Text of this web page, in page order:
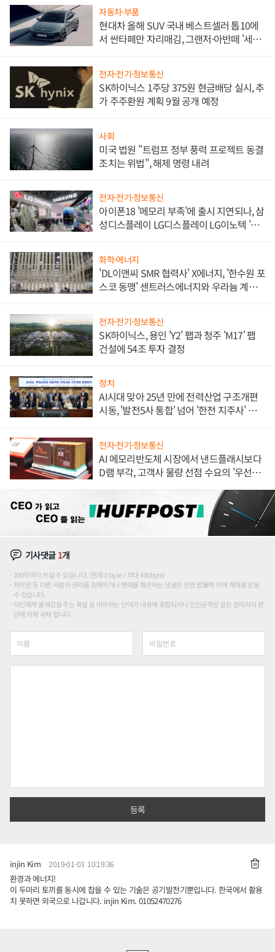
자동차·부품
현대차 올해 SUV 국내 베스트셀러 톱10에
서 싼타페만 자리매김, 그랜저·아반떼 '세단
전자·전기·정보통신
SK하이닉스 1주당 375원 현금배당 실시, 추
가 주주환원 계획 9월 공개 예정
사회
미국 법원 "트럼프 정부 풍력 프로젝트 동결
조치는 위법", 해제 명령 내려
전자·전기·정보통신
아이폰18 '메모리 부족'에 출시 지연되나, 삼
성디스플레이 LG디스플레이 LG이노텍 '탈
화학·에너지
'DL이앤씨 SMR 협력사' X에너지, '한수원 포
스코 동맹' 센트러스에너지와 우라늄 계약
전자·전기·정보통신
SK하이닉스, 용인 'Y2' 팹과 청주 'M17' 팹
건설에 54조 투자 결정
정치
AI시대 맞아 25년 만에 전력산업 구조개편
시동, '발전5사 통합' 넘어 '한전 지주사' 재편
전자·전기·정보통신
AI 메모리반도체 시장에서 낸드플래시보다
D램 부각, 고객사 물량 선점 수요의 '우선순
기사댓글 1개
200자까지 쓰실 수 있습니다. (현재 0 byte / 최대 400byte)
저작권 등 다른 사람의 권리를 침해하거나 명예를 훼손하는 댓글은 관련 법률에 의해 제재를 받을
수 있습니다.
타인에게 불쾌감을 주는 욕설 등 비하하는 단어가 내용에 포함되거나 인신공격성 글은 관리자의 판
단에 의해 삭제 합니다.
injin Kim 2019-01-03 10:19:36
환경과 에너지!
이 두마리 토끼를 동시에 잡을 수 있는 기술은 공기발전기뿐입니다. 한국에서 활용
치 못하면 외국으로 나갑니다. injin Kim. 01052470276